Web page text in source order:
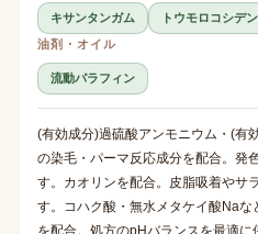
キサンタンガム
トウモロコシデ
油剤・オイル
流動パラフィン
(有効成分)過硫酸アンモニウム・(有
の染毛・パーマ反応成分を配合。発
す。カオリンを配合。皮脂吸着やサ
す。コハク酸・無水メタケイ酸Na
を配合。処方のpHバランスを最適